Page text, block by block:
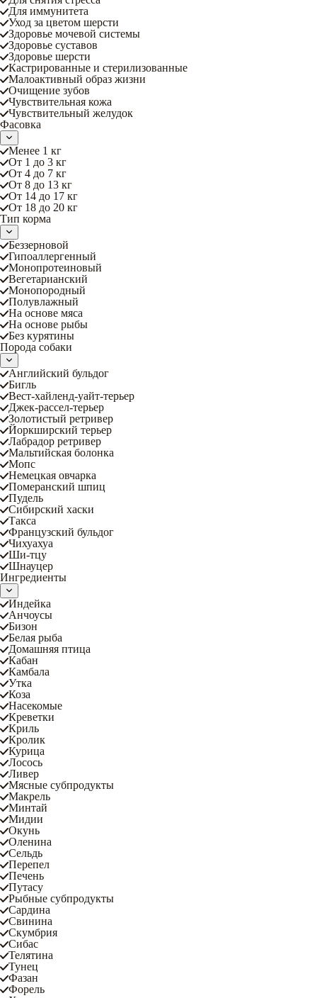
Для иммунитета
Уход за цветом шерсти
Здоровье мочевой системы
Здоровье суставов
Здоровье шерсти
Кастрированные и стерилизованные
Малоактивный образ жизни
Очищение зубов
Чувствительная кожа
Чувствительный желудок
Фасовка
Менее 1 кг
От 1 до 3 кг
От 4 до 7 кг
От 8 до 13 кг
От 14 до 17 кг
От 18 до 20 кг
Тип корма
Беззерновой
Гипоаллергенный
Монопротеиновый
Вегетарианский
Монопородный
Полувлажный
На основе мяса
На основе рыбы
Без курятины
Порода собаки
Английский бульдог
Бигль
Вест-хайленд-уайт-терьер
Джек-рассел-терьер
Золотистый ретривер
Йоркширский терьер
Лабрадор ретривер
Мальтийская болонка
Мопс
Немецкая овчарка
Померанский шпиц
Пудель
Сибирский хаски
Такса
Французский бульдог
Чихуахуа
Ши-тцу
Шнауцер
Ингредиенты
Индейка
Анчоусы
Бизон
Белая рыба
Домашняя птица
Кабан
Камбала
Утка
Коза
Насекомые
Креветки
Криль
Кролик
Курица
Лосось
Ливер
Мясные субпродукты
Макрель
Минтай
Мидии
Окунь
Оленина
Сельдь
Перепел
Печень
Путасу
Рыбные субпродукты
Сардина
Свинина
Скумбрия
Сибас
Телятина
Тунец
Фазан
Форель